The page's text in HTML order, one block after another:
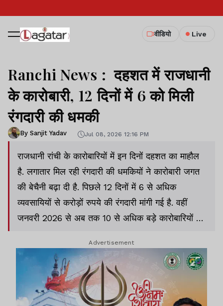
वीडियो Live
Ranchi News : दहशत में राजधानी
के कारोबारी, 12 दिनों में 6 को मिली
रंगदारी की धमकी
By Sanjit Yadav Jul 08, 2026 12:16 PM
राजधानी रांची के कारोबारियों में इन दिनों दहशत का माहौल
है. लगातार मिल रही रंगदारी की धमकियों ने कारोबारी जगत
की बेचैनी बढ़ा दी है. पिछले 12 दिनों में 6 से अधिक
व्यवसायियों से करोड़ों रुपये की रंगदारी मांगी गई है. वहीं
जनवरी 2026 से अब तक 10 से अधिक बड़े कारोबारियों को
Advertisement